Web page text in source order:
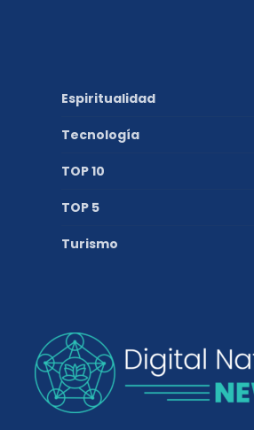
Espiritualidad
Tecnología
TOP 10
TOP 5
Turismo